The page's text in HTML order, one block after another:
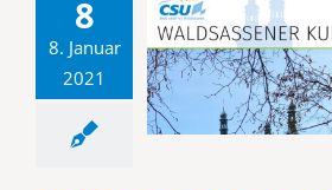
8
8. Januar
2021